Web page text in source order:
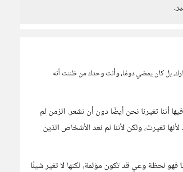
بل كان يمضي دومًا، وأنت وحدك من ظننت أنه
أننا تغيرنا نحن أيضًا دون أن نشعر. الزمن لم
تغيرت، ولكن لأننا لم نعد الأشخاص الذين
فهو لحظة وعي قد تكون مؤلمة، لكنها لا تغير شيئًا